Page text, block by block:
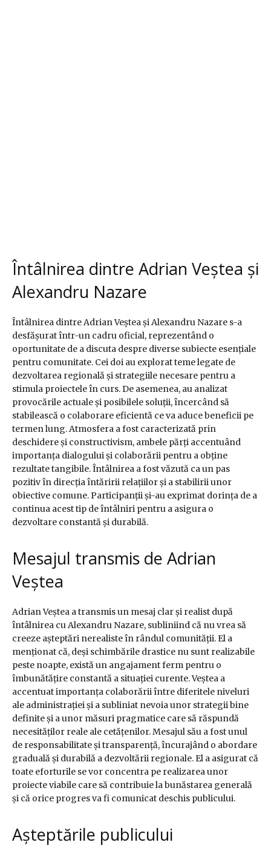
Întâlnirea dintre Adrian Veștea și
Alexandru Nazare
Întâlnirea dintre Adrian Veștea și Alexandru Nazare s-a
desfășurat într-un cadru oficial, reprezentând o
oportunitate de a discuta despre diverse subiecte esențiale
pentru comunitate. Cei doi au explorat teme legate de
dezvoltarea regională și strategiile necesare pentru a
stimula proiectele în curs. De asemenea, au analizat
provocările actuale și posibilele soluții, încercând să
stabilească o colaborare eficientă ce va aduce beneficii pe
termen lung. Atmosfera a fost caracterizată prin
deschidere și constructivism, ambele părți accentuând
importanța dialogului și colaborării pentru a obține
rezultate tangibile. Întâlnirea a fost văzută ca un pas
pozitiv în direcția întăririi relațiilor și a stabilirii unor
obiective comune. Participanții și-au exprimat dorința de a
continua acest tip de întâlniri pentru a asigura o
dezvoltare constantă și durabilă.
Mesajul transmis de Adrian
Veștea
Adrian Veștea a transmis un mesaj clar și realist după
întâlnirea cu Alexandru Nazare, subliniind că nu vrea să
creeze așteptări nerealiste în rândul comunității. El a
menționat că, deși schimbările drastice nu sunt realizabile
peste noapte, există un angajament ferm pentru o
îmbunătățire constantă a situației curente. Veștea a
accentuat importanța colaborării între diferitele niveluri
ale administrației și a subliniat nevoia unor strategii bine
definite și a unor măsuri pragmatice care să răspundă
necesităților reale ale cetățenilor. Mesajul său a fost unul
de responsabilitate și transparență, încurajând o abordare
graduală și durabilă a dezvoltării regionale. El a asigurat că
toate eforturile se vor concentra pe realizarea unor
proiecte viabile care să contribuie la bunăstarea generală
și că orice progres va fi comunicat deschis publicului.
Așteptările publicului